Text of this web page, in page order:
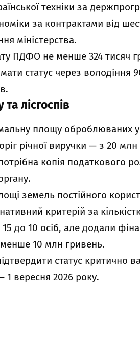
техніки за
за контрактами від
міністерства.
ПДФО не менше 324 тисяч
статус через володіння
лісгоспів
площу оброблюваних
річної виручки — з 20
копія податкового
земель постійного
критерій за
до 10 осіб, але додали
10 млн гривень.
статус критично
вересня 2026 року.